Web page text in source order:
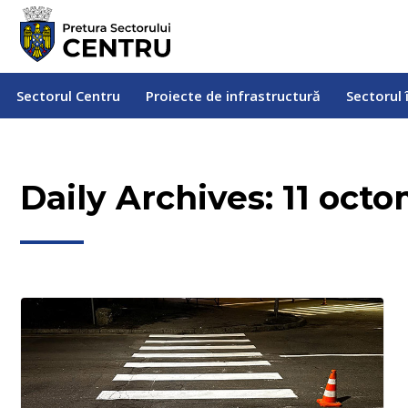
Sectorul Centru Proiecte de infrastructură Sectorul
Daily Archives: 11
Sectorul Centru Proiecte de infrastructură